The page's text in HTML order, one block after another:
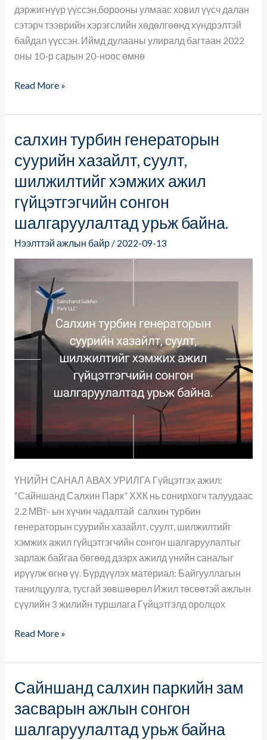
дэржигнүүр үүссэн,борооны улмаас ховил үүсч далан
сэтэрч тээврийн хэрэгслийн хөдөлгөөнд хүндрэлтэй
байдал үүссэн. Иймд дулааны улиралд багтаан 2022
оны 10-р сарын 20-ноос өмнө
Read More »
салхин турбин генераторын
суурийн хазайлт, суулт,
шилжилтийг хэмжих ажил
гүйцэтгэгчийн сонгон
шалгаруулалтад урьж байна.
Нээлттэй ажлын байр/ 2022-09-13
ҮНИЙН САНАЛ АВАХ УРИЛГА Гүйцэтгэх ажил:
“Сайншанд Салхин Парк” ХХК нь сонирхогч талуудаас
2.2 МВт- ын хүчин чадалтай салхин турбин
генераторын суурийн хазайлт, суулт, шилжилтийг
хэмжих ажил гүйцэтгэгчийн сонгон шалгаруулалтыг
зарлаж байгаа бөгөөд дээрх ажилд үнийн саналыг
ирүүлж өгнө үү. Бүрдүүлэх материал: Байгууллагын
танилцуулга, тусгай зөвшөөрөл Ижил төсөөтэй ажлын
сүүлийн 3 жилийн туршлага Гүйцэтгэлд оролцох
салхин
генераторын
суурийн
хазайлт,
суулт,
шилжилтийг
хэмжих
ажил
гүйцэтгэгчийн
сонгон
шалгаруулалтад
байна.
Read More »
Сайншанд салхин паркийн зам
засварын ажлын сонгон
шалгаруулалтад урьж байна
Сайншанд
паркийн
зам